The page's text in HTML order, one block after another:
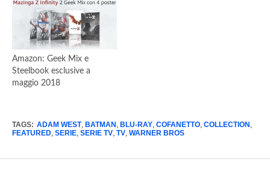
Amazon: Geek Mix e
Steelbook esclusive a
maggio 2018
TAGS: ADAM WEST, BATMAN , BLU-RAY, COFANETTO, COLLECTION ,
FEATURED, SERIE, SERIE TV, TV, WARNER BROS